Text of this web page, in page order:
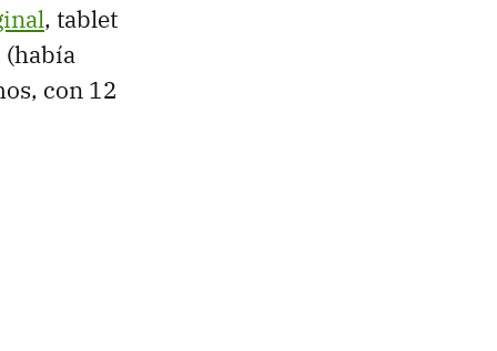
, tablet
(había
con 12